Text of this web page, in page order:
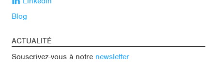
Blog
ACTUALITÉ
Souscrivez-vous à notre newsletter